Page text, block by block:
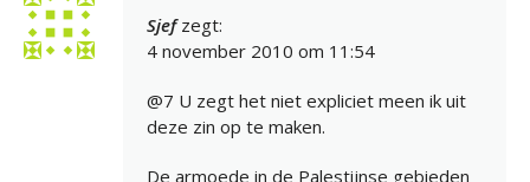
Sjef zegt:
4 november 2010 om 11:54
@7 U zegt het niet expliciet meen ik uit
deze zin op te maken.
De armoede in de Palestijnse gebieden